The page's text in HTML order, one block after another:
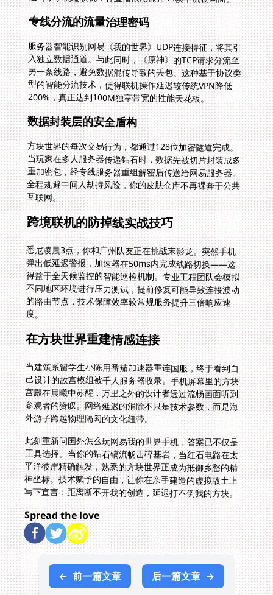
专线分流的流量治理密码
服务器智能识别网易《我的世界》UDP连接特征，将其引
入独立数据通道。与此同时，《原神》的TCP请求分流至
另一条线路，避免数据混传导致的丢包。这种基于协议类
型的智能分流技术，使得联机操作延迟较传统VPN降低
200%，真正达到100M独享带宽的性能天花板。
数据封装层的安全盾构
方块世界的每次交易行为，都通过128位加密隧道完成。
当玩家在多人服务器传递钻石时，数据先被切片封装成多
重加密包，经专线服务器重组解密后传送给网易服务器。
全程规避中间人劫持风险，你的皮肤仓库不再裸奔于公共
互联网。
跨境联机的防掉线实战技巧
悉尼凌晨3点，你和广州队友正在挑战末影龙。突然手机
弹出低延迟警报，加速器在50ms内完成线路切换——这
得益于全天候监控的智能巡检机制。专业工程团队会模拟
不同地区环境进行压力测试，提前修复可能导致连接波动
的路由节点，技术保障效率较常规服务提升三倍响应速
度。
在方块世界重建情感连接
当建筑系留学生小陈用番茄加速器重连国服，终于看到自
己设计的故宫模组被千人服务器收录。手机屏幕里的方块
宫殿在晨曦中苏醒，万里之外的设计者透过流畅画面听到
参观者的赞叹。网络延迟的消除不只是技术参数，而是海
外游子跨越物理隔阂的文化纽带。
此刻重新问国外怎么玩网易我的世界手机，答案已不仅是
工具选择。当你的钻石镐流畅击碎基岩，当红石电路在太
平洋彼岸精确触发，熟悉的方块世界正成为抵御乡愁的精
神坐标。技术赋予的自由，让你在亲手建造的虚拟故土上
写下宣言：距离断不开我的创造，延迟打不倒我的方块。
Spread the love
← 前一篇文章 后一篇文章 →